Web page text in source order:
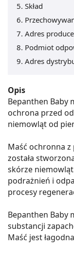
Skład
Adres
Podmiot
Adres
Opis
Bepanthen Baby
ochrona przed
niemowląt od
Maść ochronna
została
skórze
podrażnień i
procesy
Bepanthen Baby
substancji
Maść jest